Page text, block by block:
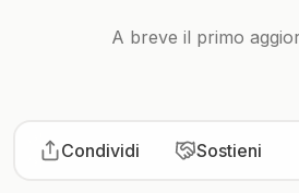
A breve il primo
Condividi Sostieni